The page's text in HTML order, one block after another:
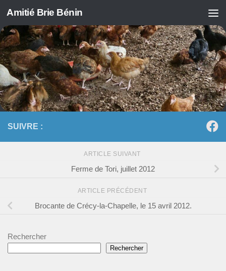
Skip to content
Amitié Brie Bénin
SUIVRE :
ARTICLE SUIVANT
Ferme de Tori, juillet 2012
ARTICLE PRÉCÉDENT
Brocante de Crécy-la-Chapelle, le 15 avril 2012.
Rechercher
Rechercher